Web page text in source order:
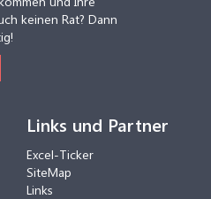
keinen Rat? Dann
Links und Partner
Excel-Ticker
SiteMap
Links